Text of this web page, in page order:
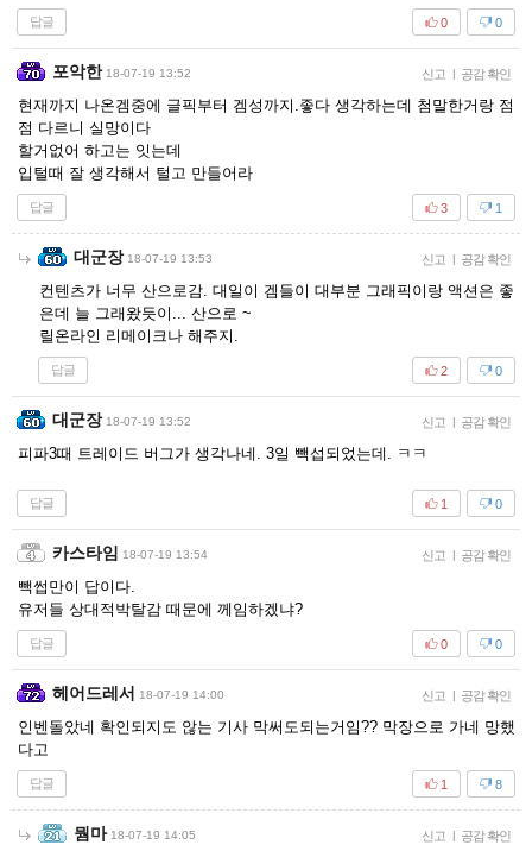
답글 0
0
포악한 18-07-19 13:52 신고 | 공감 확인
현재까지 나온겜중에 글픽부터 겜성까지.좋다 생각하는데 첨말한거랑 점
점 다르니 실망이다
할거없어 하고는 잇는데
입털때 잘 생각해서 털고 만들어라
답글 1
3
대군장 18-07-19 13:53 신고 | 공감 확인
컨텐츠가 너무 산으로감. 대일이 겜들이 대부분 그래픽이랑 액션은 좋
은데 늘 그래왔듯이... 산으로 ~
릴온라인 리메이크나 해주지.
답글 0
2
대군장 18-07-19 13:52 신고 | 공감 확인
피파3때 트레이드 버그가 생각나네. 3일 빽섭되었는데. ㅋㅋ
답글 0
1
카스타임 18-07-19 13:54 신고 | 공감 확인
빽썹만이 답이다.
유저들 상대적박탈감 때문에 께임하겠냐?
답글 0
0
헤어드레서 18-07-19 14:00 신고 | 공감 확인
인벤돌았네 확인되지도 않는 기사 막써도되는거임?? 막장으로 가네 망했
다고
답글 8
1
뭠마 18-07-19 14:05 신고 | 공감 확인